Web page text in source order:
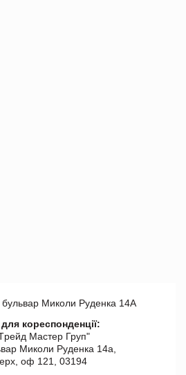
бульвар Миколи Руденка 14А
кореспонденції:
Мастер Груп"
Миколи Руденка 14а,
оф 121, 03194